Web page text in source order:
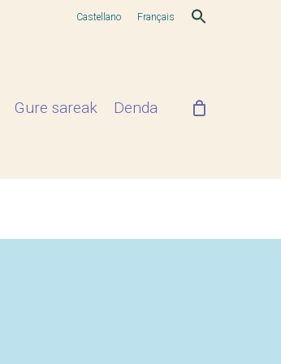
Castellano Français
Gure sareak Denda